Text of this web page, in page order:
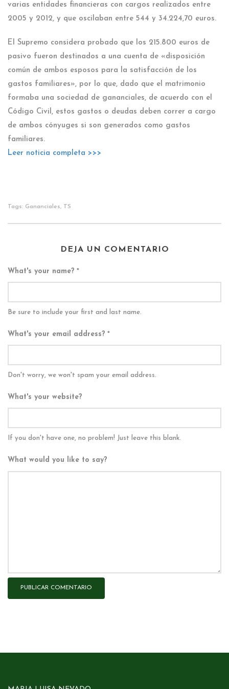
varias entidades financieras con cargos realizados entre
2005 y 2012, y que oscilaban entre 544 y 34.224,70 euros.
El Supremo considera probado que los 215.800 euros de
pasivo fueron destinados a una cuenta de «disposición
común de ambos esposos para la satisfacción de los
gastos familiares», por lo que, dado que el matrimonio
formaba una sociedad de gananciales, de acuerdo con el
Código Civil, estos gastos o deudas deben correr a cargo
de ambos cónyuges si son generados como gastos
familiares.
Leer noticia completa >>>
Tags: Gananciales, TS
DEJA UN COMENTARIO
What's your name? *
Be sure to include your first and last name.
What's your email address? *
Don't worry, we won't spam your email address.
What's your website?
If you don't have one, no problem! Just leave this blank.
What would you like to say?